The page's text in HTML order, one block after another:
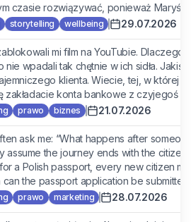
czasie rozwiązywać, ponieważ Maryś
storytelling wellbeing 29.07.2026
mi film na YouTubie.
nie wpadali tak chętnie w ich sidła. Jakiś
klienta. Wiecie, tej, w której
zakładacie konta bankowe z czyjegoś
prawo biznes 21.07.2026
ask me: “What happens after
the journey ends with the
a Polish passport, every new citizen
can the passport application be submitted.
prawo marketing 28.07.2026